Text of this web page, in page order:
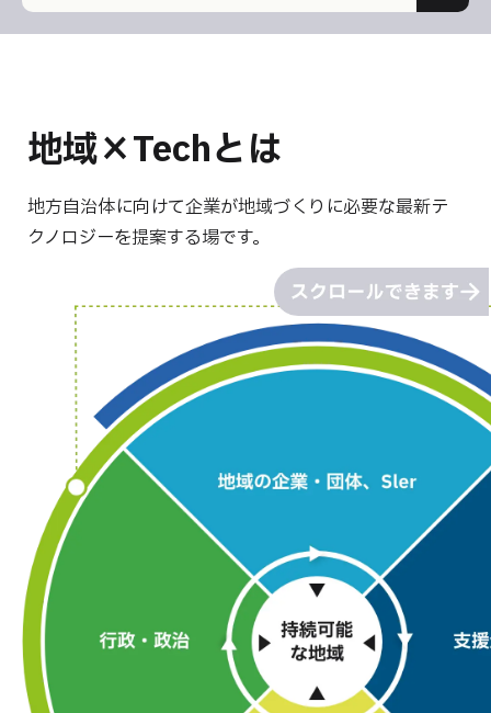
地域×Techとは
地方自治体に向けて企業が地域づくりに必要な最新テ
クノロジーを提案する場です。